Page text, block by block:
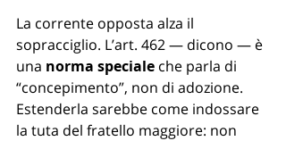
La corrente opposta alza il
sopracciglio. L’art. 462 — dicono — è
una norma speciale che parla di
“concepimento”, non di adozione.
Estenderla sarebbe come indossare
la tuta del fratello maggiore: non